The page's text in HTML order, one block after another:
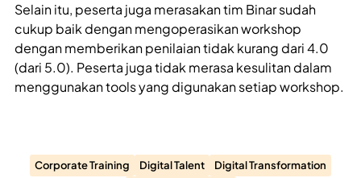
Selain itu, peserta juga merasakan tim Binar sudah
cukup baik dengan mengoperasikan workshop
dengan memberikan penilaian tidak kurang dari 4.0
(dari 5.0). Peserta juga tidak merasa kesulitan dalam
menggunakan tools yang digunakan setiap workshop.
Corporate Training Digital Talent
Digital Transformation